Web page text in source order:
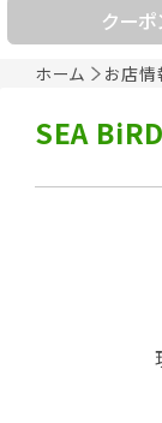
ホーム お店情
クーポ
SEA